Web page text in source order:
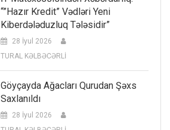
“”Hazır Kredit” Vədləri Yeni
Kiberdələduzluq Tələsidir”
28 İyul 2026
TURAL KƏLBƏCƏRLİ
Göyçayda Ağacları Qurudan Şəxs
Saxlanıldı
28 İyul 2026